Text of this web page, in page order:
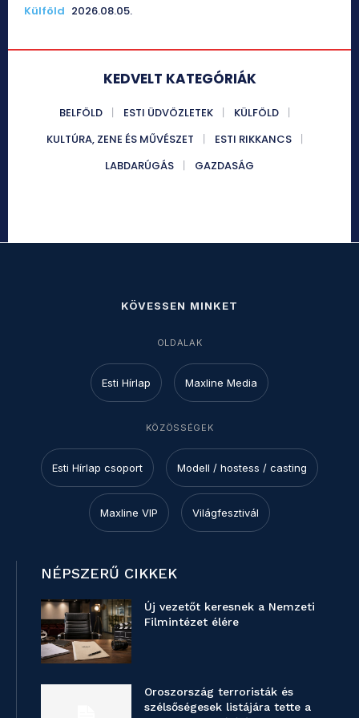
Külföld 2026.08.05.
KEDVELT KATEGÓRIÁK
BELFÖLD ESTI ÜDVÖZLETEK
KÜLFÖLD
KULTÚRA, ZENE ÉS MŰVÉSZET
ESTI RIKKANCS
LABDARÚGÁS
GAZDASÁG
KÖVESSEN MINKET
OLDALAK
Esti Hírlap Maxline Media
KÖZÖSSÉGEK
Esti Hírlap csoport Modell / hostess / casting
Maxline VIP Világfesztivál
NÉPSZERŰ CIKKEK
Új vezetőt keresnek a Nemzeti
Filmintézet élére
Oroszország terroristák és
szélsőségesek listájára tette a